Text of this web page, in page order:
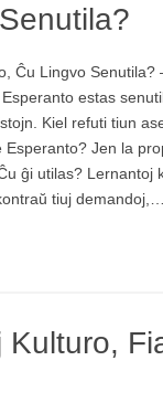
Ĉu Lingvo
estas
Kiel refuti tiun
Esperanto? Jen la
ĝi utilas? Lernantoj
tiuj demandoj,…